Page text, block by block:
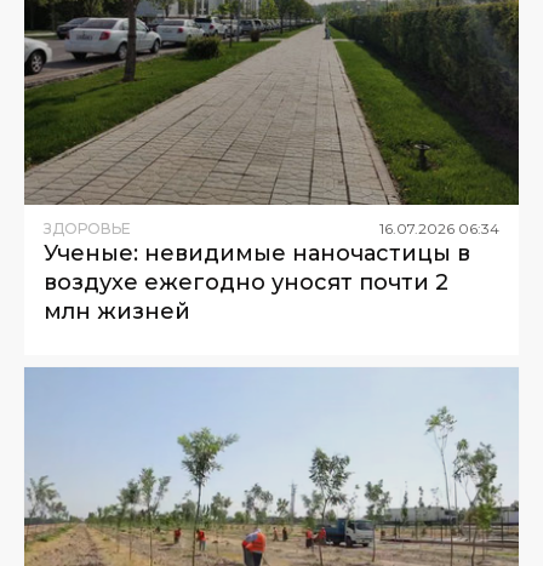
ЗДОРОВЬЕ 16.07.2026 06:34
Ученые: невидимые наночастицы в
воздухе ежегодно уносят почти 2
млн жизней